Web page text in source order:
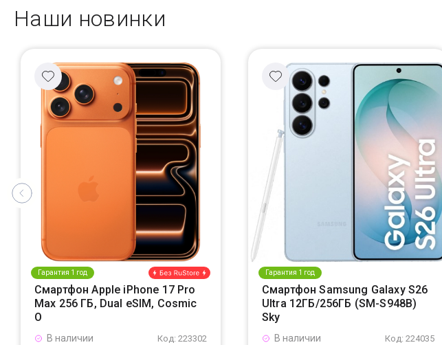
Наши новинки
Гарантия 1 год
Смартфон Apple iPhone 17 Pro
Max 256 ГБ, Dual eSIM, Cosmic
O
Код: 223302
В наличии
Гарантия 1 год
Смартфон Samsung Galaxy S26
Ultra 12ГБ/256ГБ (SM-S948B)
Sky
Код: 224035
В наличии